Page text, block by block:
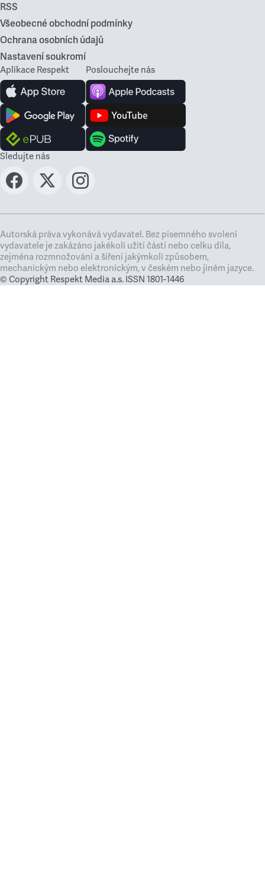
RSS
Všeobecné obchodní podmínky
Ochrana osobních údajů
Nastavení soukromí
Aplikace Respekt Poslouchejte nás
Sledujte nás
Autorská práva vykonává vydavatel. Bez písemného svolení
vydavatele je zakázáno jakékoli užití částí nebo celku díla,
zejména rozmnožování a šíření jakýmkoli způsobem,
mechanickým nebo elektronickým, v českém nebo jiném jazyce.
© Copyright Respekt Media a.s. ISSN 1801-1446